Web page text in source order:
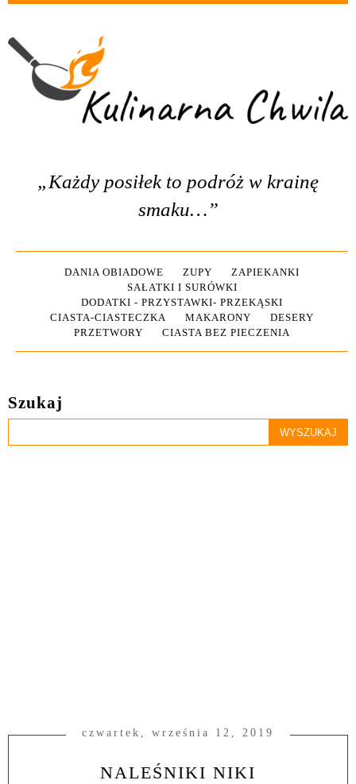
„Każdy posiłek to podróż w krainę
smaku…”
DANIA OBIADOWE ZUPY
ZAPIEKANKI
SAŁATKI I SURÓWKI
DODATKI - PRZYSTAWKI- PRZEKĄSKI
CIASTA-CIASTECZKA
MAKARONY
DESERY
PRZETWORY
CIASTA BEZ PIECZENIA
Szukaj
czwartek, września 12, 2019
NALEŚNIKI NIKI